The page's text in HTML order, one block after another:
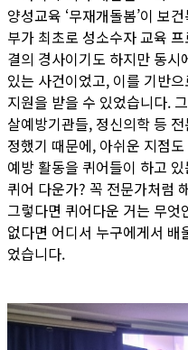
양성교육 ‘무재개돌봄’이 보
부가 최초로 성소수자 교육
결의 경사이기도 하지만 동
있는 사건이었고, 이를 기반
지원을 받을 수 있었습니다.
살예방기관들, 정신의학 등
정했기 때문에, 아쉬운 지점
예방 활동을 퀴어들이 하고
퀴어 다운가? 꼭 전문가처럼
그렇다면 퀴어다운 거는 무
없다면 어디서 누구에게서 배
었습니다.